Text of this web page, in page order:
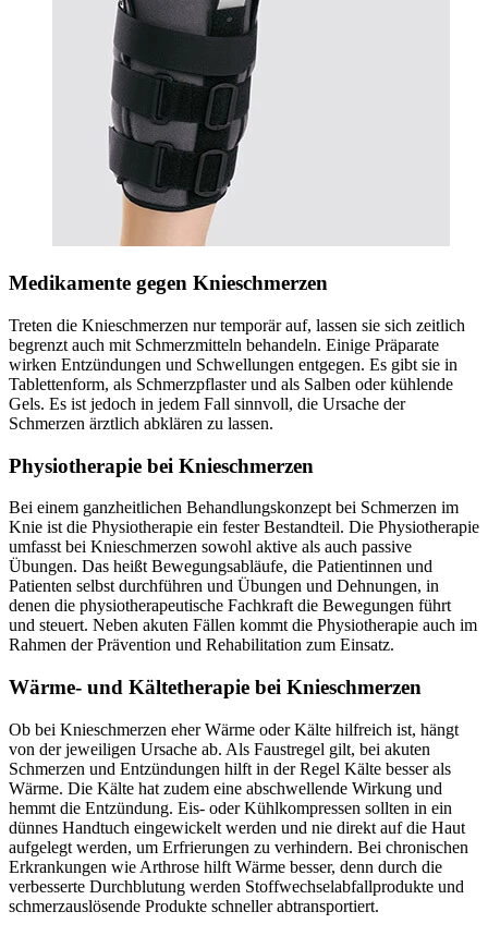
Medikamente gegen Knieschmerzen
Treten die Knieschmerzen nur temporär auf, lassen sie sich zeitlich
begrenzt auch mit Schmerzmitteln behandeln. Einige Präparate
wirken Entzündungen und Schwellungen entgegen. Es gibt sie in
Tablettenform, als Schmerzpflaster und als Salben oder kühlende
Gels. Es ist jedoch in jedem Fall sinnvoll, die Ursache der
Schmerzen ärztlich abklären zu lassen.
Physiotherapie bei Knieschmerzen
Bei einem ganzheitlichen Behandlungskonzept bei Schmerzen im
Knie ist die Physiotherapie ein fester Bestandteil. Die Physiotherapie
umfasst bei Knieschmerzen sowohl aktive als auch passive
Übungen. Das heißt Bewegungsabläufe, die Patientinnen und
Patienten selbst durchführen und Übungen und Dehnungen, in
denen die physiotherapeutische Fachkraft die Bewegungen führt
und steuert. Neben akuten Fällen kommt die Physiotherapie auch im
Rahmen der Prävention und Rehabilitation zum Einsatz.
Wärme- und Kältetherapie bei Knieschmerzen
Ob bei Knieschmerzen eher Wärme oder Kälte hilfreich ist, hängt
von der jeweiligen Ursache ab. Als Faustregel gilt, bei akuten
Schmerzen und Entzündungen hilft in der Regel Kälte besser als
Wärme. Die Kälte hat zudem eine abschwellende Wirkung und
hemmt die Entzündung. Eis- oder Kühlkompressen sollten in ein
dünnes Handtuch eingewickelt werden und nie direkt auf die Haut
aufgelegt werden, um Erfrierungen zu verhindern. Bei chronischen
Erkrankungen wie Arthrose hilft Wärme besser, denn durch die
verbesserte Durchblutung werden Stoffwechselabfallprodukte und
schmerzauslösende Produkte schneller abtransportiert.